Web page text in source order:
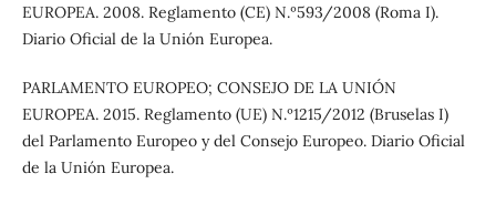
EUROPEA. 2008. Reglamento (CE) N.º593/2008 (Roma I).
Diario Oficial de la Unión Europea.
PARLAMENTO EUROPEO; CONSEJO DE LA UNIÓN
EUROPEA. 2015. Reglamento (UE) N.º1215/2012 (Bruselas I)
del Parlamento Europeo y del Consejo Europeo. Diario Oficial
de la Unión Europea.